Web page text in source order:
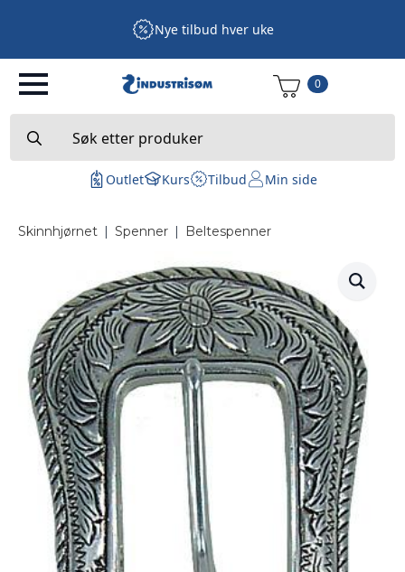
Nye tilbud hver uke
0
for:
Outlet Kurs Tilbud Min side
Skinnhjørnet | Spenner | Beltespenner